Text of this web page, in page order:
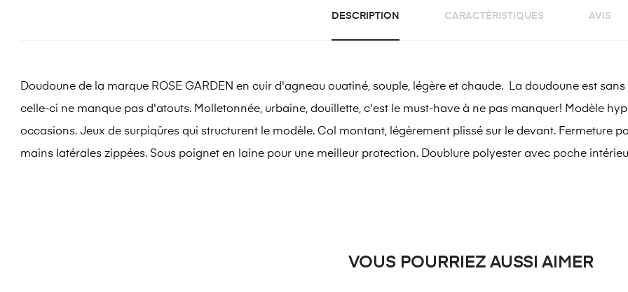
DESCRIPTION CARACTÉRISTIQUES AVIS
Doudoune de la marque ROSE GARDEN en cuir d'agneau ouatiné, souple, légère et chaude. La doudoune est
celle-ci ne manque pas d'atouts. Molletonnée, urbaine, douillette, c'est le must-have à ne pas manquer! Modèle
occasions. Jeux de surpiqûres qui structurent le modèle. Col montant, légèrement plissé sur le devant. Fermeture
mains latérales zippées. Sous poignet en laine pour une meilleur protection. Doublure polyester avec poche
VOUS POURRIEZ AUSSI AIMER